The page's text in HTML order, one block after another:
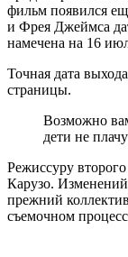
фильм появился
и Фрея Джеймса
намечена на 16
Точная дата
страницы.
Возможно
дети не
Режиссуру
Карузо. Изменений
прежний
съемочном